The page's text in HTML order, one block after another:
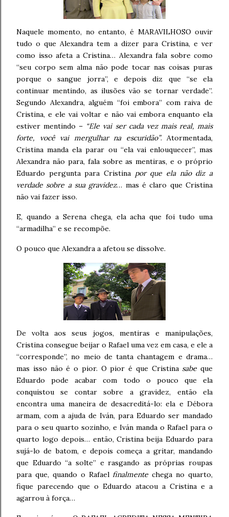
Naquele momento, no entanto, é MARAVILHOSO ouvir
tudo o que Alexandra tem a dizer para Cristina, e ver
como isso afeta a Cristina… Alexandra fala sobre como
“seu corpo sem alma não pode tocar nas coisas puras
porque o sangue jorra”, e depois diz que “se ela
continuar mentindo, as ilusões vão se tornar verdade”.
Segundo Alexandra, alguém “foi embora” com raiva de
Cristina, e ele vai voltar e não vai embora enquanto ela
estiver mentindo – “Ele vai ser cada vez mais real, mais
forte, você vai mergulhar na escuridão”. Atormentada,
Cristina manda ela parar ou “ela vai enlouquecer”, mas
Alexandra não para, fala sobre as mentiras, e o próprio
Eduardo pergunta para Cristina por que ela não diz a
verdade sobre a sua gravidez… mas é claro que Cristina
não vai fazer isso.
E, quando a Serena chega, ela acha que foi tudo uma
“armadilha” e se recompõe.
O pouco que Alexandra a afetou se dissolve.
De volta aos seus jogos, mentiras e manipulações,
Cristina consegue beijar o Rafael uma vez em casa, e ele a
“corresponde”, no meio de tanta chantagem e drama…
mas isso não é o pior. O pior é que Cristina sabe que
Eduardo pode acabar com todo o pouco que ela
conquistou se contar sobre a gravidez, então ela
encontra uma maneira de desacreditá-lo: ela e Débora
armam, com a ajuda de Iván, para Eduardo ser mandado
para o seu quarto sozinho, e Iván manda o Rafael para o
quarto logo depois… então, Cristina beija Eduardo para
sujá-lo de batom, e depois começa a gritar, mandando
que Eduardo “a solte” e rasgando as próprias roupas
para que, quando o Rafaelfinalmente chega no quarto,
fique parecendo que o Eduardo atacou a Cristina e a
agarrou à força…